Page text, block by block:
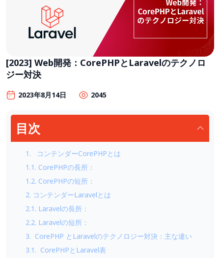
[2023] Web開発：CorePHPとLaravelのテクノロ
ジー対決
2023年8月14日 2045
目次
1. コンテンダーCorePHPとは
1.1. CorePHPの長所：
1.2. CorePHPの短所：
2. コンテンダーLaravelとは
2.1. Laravelの長所：
2.2. Laravelの短所：
3. CorePHP とLaravelのテクノロジー対決：主な違い
3.1. CorePHPとLaravel表